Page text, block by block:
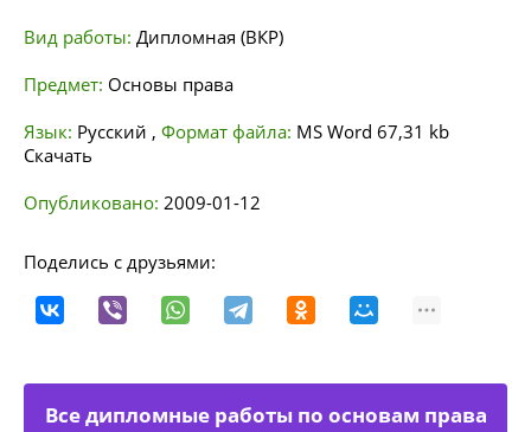
Вид работы: Дипломная (ВКР)
Предмет: Основы права
Язык: Русский , Формат файла: MS Word 67,31 kb
Скачать
Опубликовано: 2009-01-12
Поделись с друзьями:
Все дипломные работы по основам права